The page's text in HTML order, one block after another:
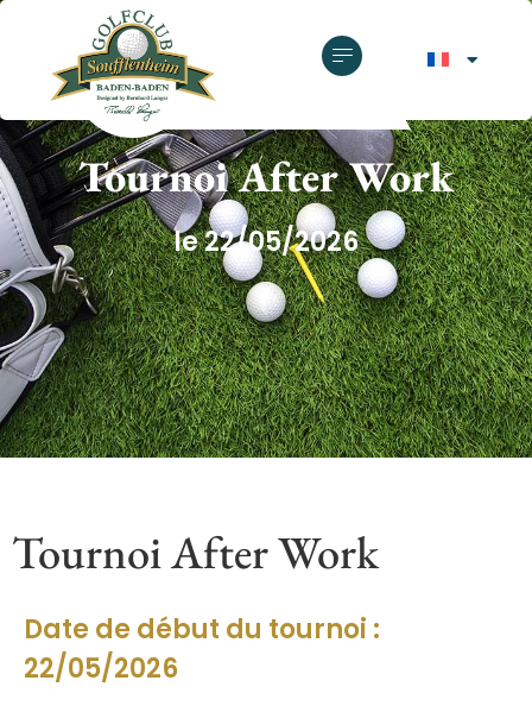
GOLF CLUB SOUFFLENHEIM
Tournoi After Work
le 22/05/2026
Tournoi After Work
Date de début du tournoi :
22/05/2026